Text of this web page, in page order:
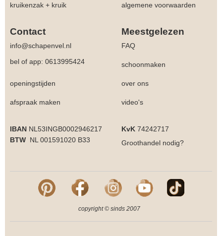
kruikenzak + kruik algemene voorwaarden
Contact Meestgelezen
info@schapenvel.nl
FAQ
bel of app: 0613995424
schoonmaken
openingstijden over ons
afspraak maken video's
IBAN NL53INGB0002946217 KvK 74242717
BTW NL 001591020 B33 Groothandel nodig?
copyright © sinds 2007